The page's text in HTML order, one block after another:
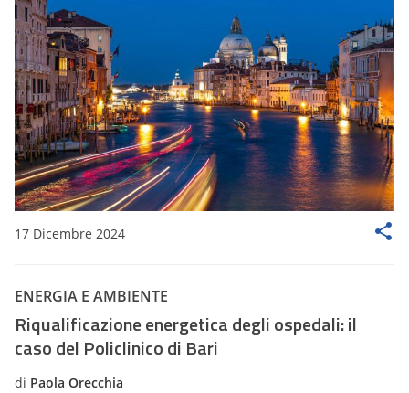
17 Dicembre 2024
ENERGIA E AMBIENTE
Riqualificazione energetica degli ospedali: il
caso del Policlinico di Bari
di Paola Orecchia